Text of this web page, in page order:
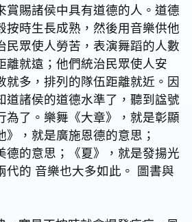
賞賜諸侯中具有道德的人。道德
按時生長成熟，然後用音樂供他
民眾使人勞苦，表演舞蹈的人數
離就遠；他們統治民眾使人安
就多，排列的隊伍距離就近。因
道諸侯的道德水準了，聽到諡號
為了。樂舞《大章》，就是彰顯
》，就是廣施恩德的意思；
德的意思；《夏》，就是發揚光
代的 音樂也大多如此。 圖書與